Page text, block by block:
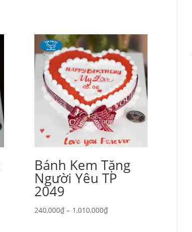
Bánh Kem Tặng
Người Yêu TP
2049
240,000₫ – 1,010,000₫Khoảng